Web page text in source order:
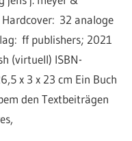
32 analoge
ff publishers; 2021
(virtuell) ISBN-
x 3 x 23 cm Ein Buch
den Textbeiträgen